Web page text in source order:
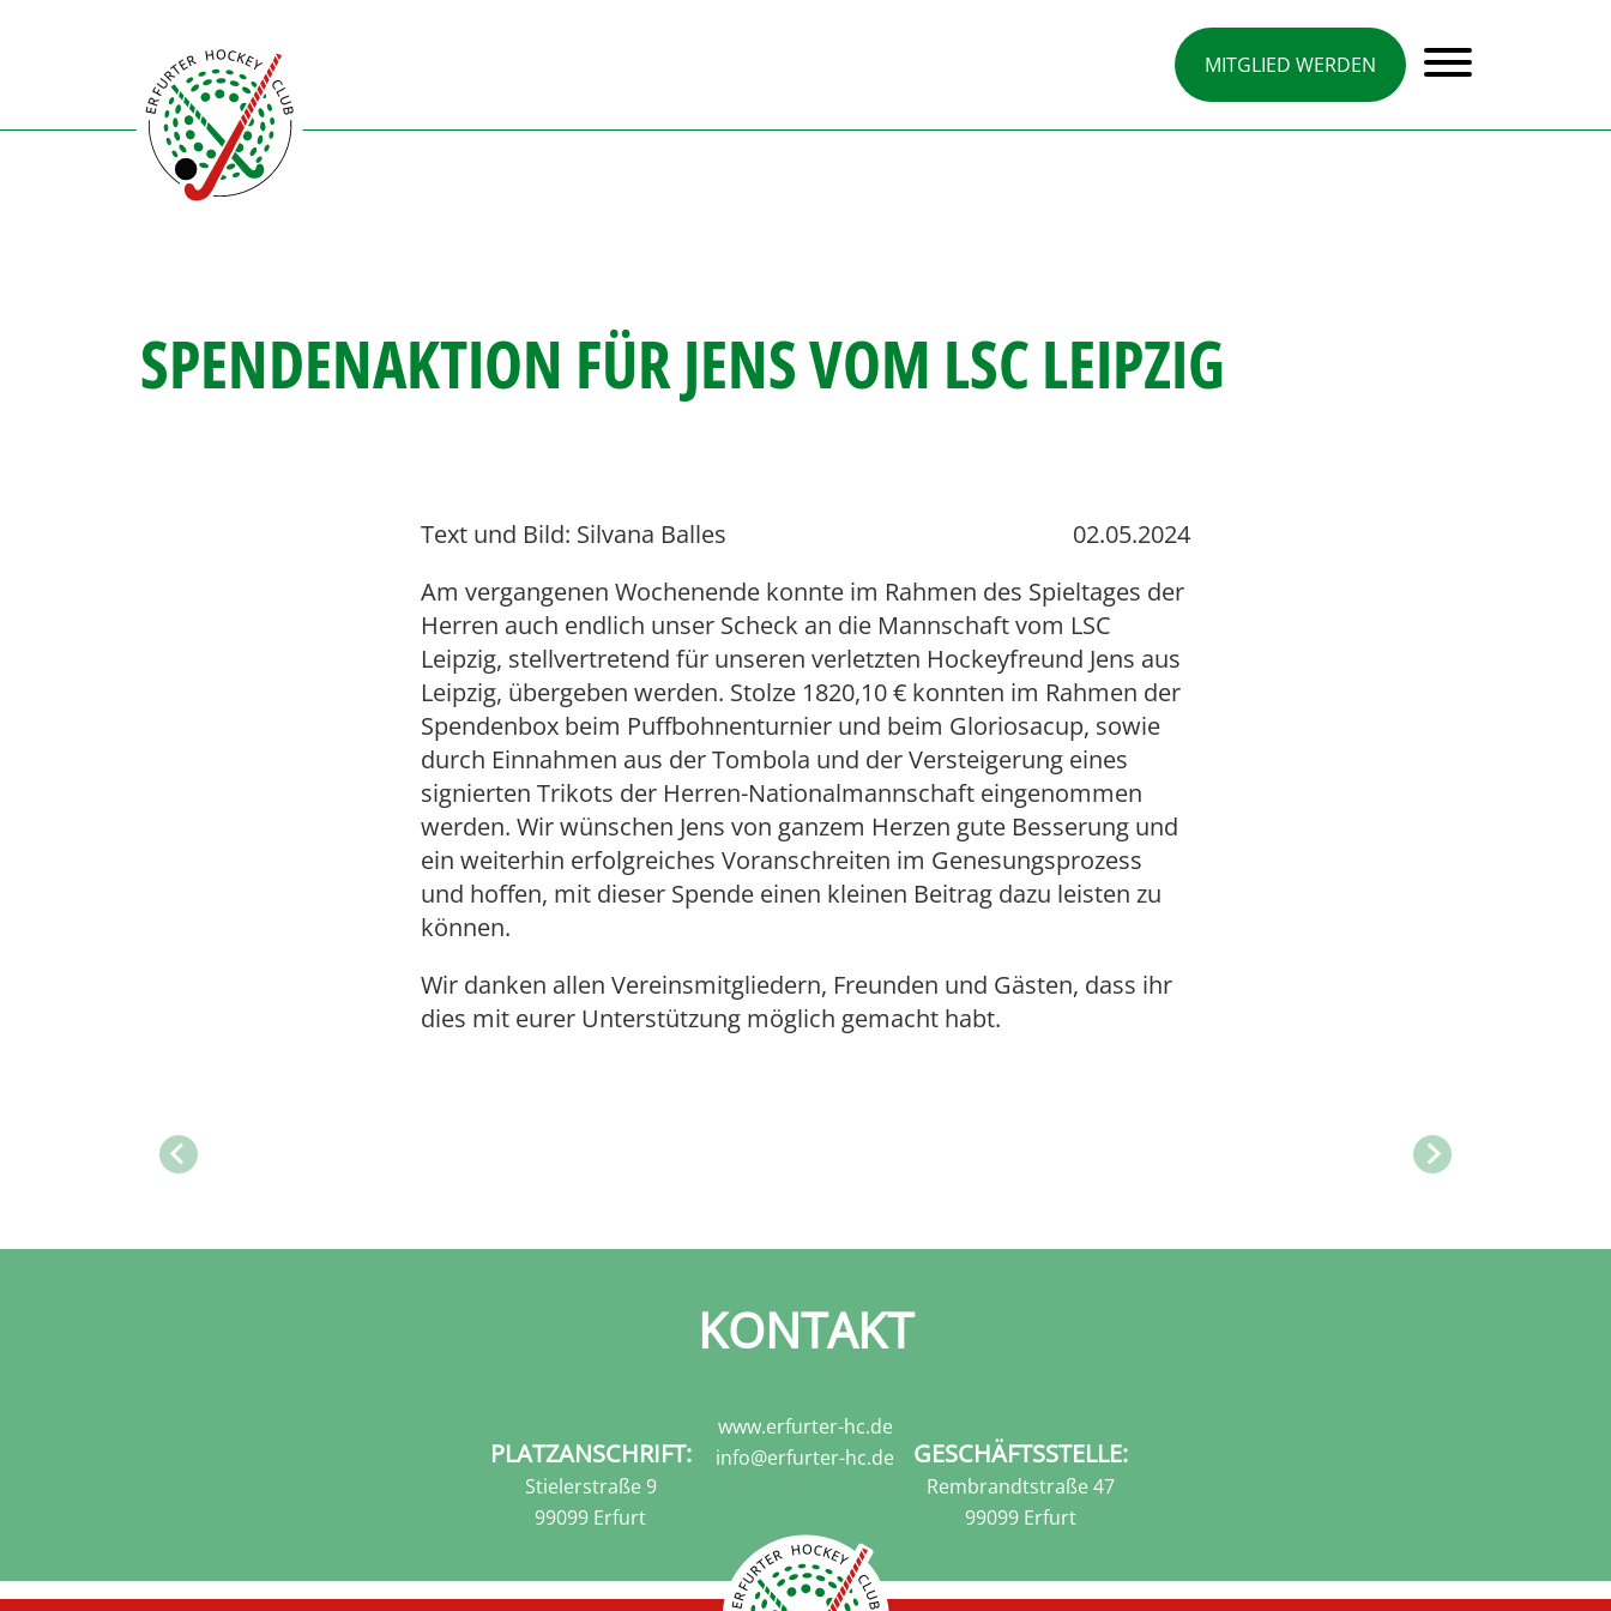
MITGLIED WERDEN
SPENDENAKTION FÜR JENS VOM LSC LEIPZIG
Text und Bild: Silvana Balles
02.05.2024
Am vergangenen Wochenende konnte im Rahmen des Spieltages der
Herren auch endlich unser Scheck an die Mannschaft vom LSC
Leipzig, stellvertretend für unseren verletzten Hockeyfreund Jens aus
Leipzig, übergeben werden. Stolze 1820,10 € konnten im Rahmen der
Spendenbox beim Puffbohnenturnier und beim Gloriosacup, sowie
durch Einnahmen aus der Tombola und der Versteigerung eines
signierten Trikots der Herren-Nationalmannschaft eingenommen
werden. Wir wünschen Jens von ganzem Herzen gute Besserung und
ein weiterhin erfolgreiches Voranschreiten im Genesungsprozess
und hoffen, mit dieser Spende einen kleinen Beitrag dazu leisten zu
können.
Wir danken allen Vereinsmitgliedern, Freunden und Gästen, dass ihr
dies mit eurer Unterstützung möglich gemacht habt.
PLATZANSCHRIFT:
Stielerstraße 9
99099 Erfurt
KONTAKT
www.erfurter-hc.de
info@erfurter-hc.de
GESCHÄFTSSTELLE:
Rembrandtstraße 47
99099 Erfurt